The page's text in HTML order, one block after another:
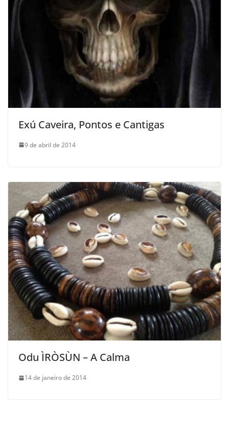
Exú Caveira, Pontos e Cantigas
9 de abril de 2014
Odu ÌRÒSÙN – A Calma
14 de janeiro de 2014